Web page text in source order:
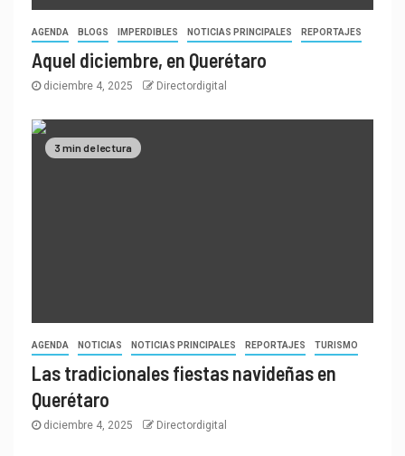
AGENDA BLOGS IMPERDIBLES NOTICIAS PRINCIPALES REPORTAJES
Aquel diciembre, en Querétaro
diciembre 4, 2025 Directordigital
3 min de lectura
AGENDA NOTICIAS NOTICIAS PRINCIPALES REPORTAJES TURISMO
Las tradicionales fiestas navideñas en
Querétaro
diciembre 4, 2025 Directordigital